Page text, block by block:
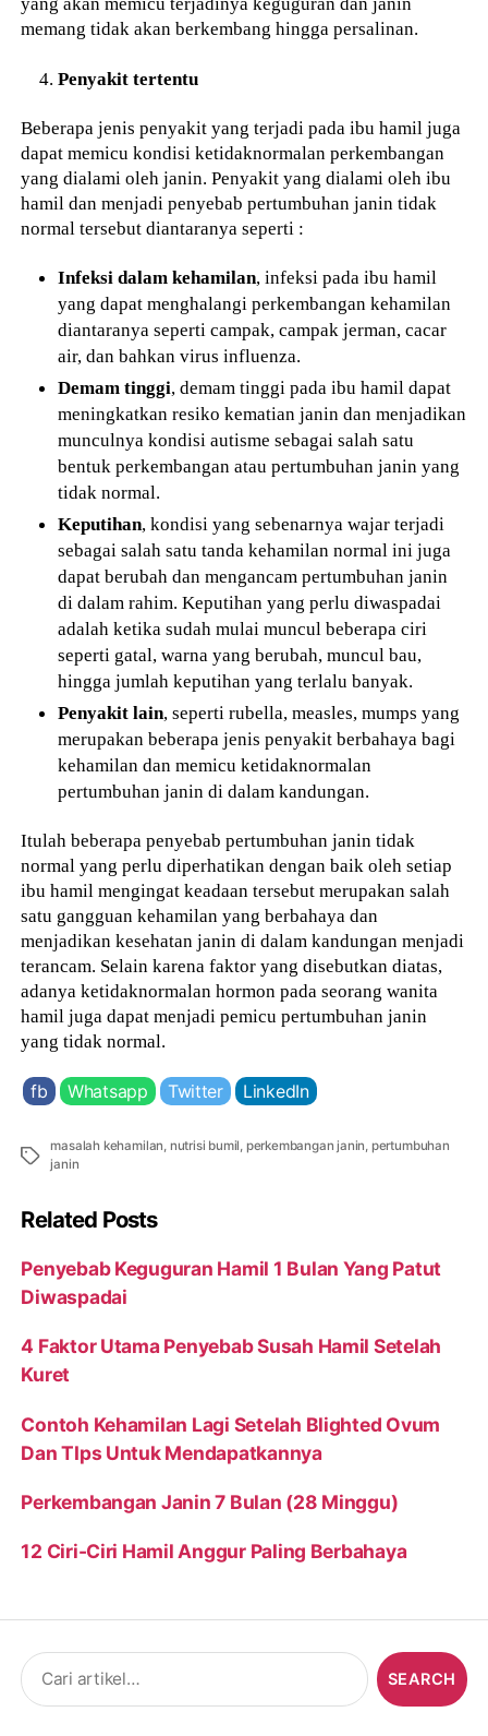
memang tidak akan berkembang hingga persalinan.
Penyakit tertentu
Beberapa jenis penyakit yang terjadi pada ibu hamil juga
dapat memicu kondisi ketidaknormalan perkembangan
yang dialami oleh janin. Penyakit yang dialami oleh ibu
hamil dan menjadi penyebab pertumbuhan janin tidak
normal tersebut diantaranya seperti :
Infeksi dalam kehamilan, infeksi pada ibu hamil
yang dapat menghalangi perkembangan kehamilan
diantaranya seperti campak, campak jerman, cacar
air, dan bahkan virus influenza.
Demam tinggi, demam tinggi pada ibu hamil dapat
meningkatkan resiko kematian janin dan menjadikan
munculnya kondisi autisme sebagai salah satu
bentuk perkembangan atau pertumbuhan janin yang
tidak normal.
Keputihan, kondisi yang sebenarnya wajar terjadi
sebagai salah satu tanda kehamilan normal ini juga
dapat berubah dan mengancam pertumbuhan janin
di dalam rahim. Keputihan yang perlu diwaspadai
adalah ketika sudah mulai muncul beberapa ciri
seperti gatal, warna yang berubah, muncul bau,
hingga jumlah keputihan yang terlalu banyak.
Penyakit lain, seperti rubella, measles, mumps yang
merupakan beberapa jenis penyakit berbahaya bagi
kehamilan dan memicu ketidaknormalan
pertumbuhan janin di dalam kandungan.
Itulah beberapa penyebab pertumbuhan janin tidak
normal yang perlu diperhatikan dengan baik oleh setiap
ibu hamil mengingat keadaan tersebut merupakan salah
satu gangguan kehamilan yang berbahaya dan
menjadikan kesehatan janin di dalam kandungan menjadi
terancam. Selain karena faktor yang disebutkan diatas,
adanya ketidaknormalan hormon pada seorang wanita
hamil juga dapat menjadi pemicu pertumbuhan janin
yang tidak normal.
fb Whatsapp Twitter LinkedIn
Tags
masalah kehamilan, nutrisi bumil, perkembangan janin, pertumbuhan
janin
Related Posts
Penyebab Keguguran Hamil 1 Bulan Yang Patut
Diwaspadai
4 Faktor Utama Penyebab Susah Hamil Setelah
Kuret
Contoh Kehamilan Lagi Setelah Blighted Ovum
Dan TIps Untuk Mendapatkannya
Perkembangan Janin 7 Bulan (28 Minggu)
12 Ciri-Ciri Hamil Anggur Paling Berbahaya
Search
for: